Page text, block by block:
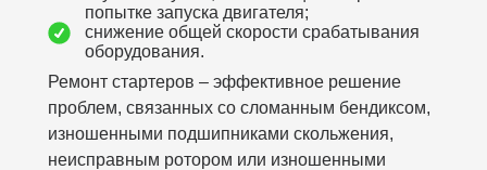
попытке запуска двигателя;
снижение общей скорости срабатывания
оборудования.
Ремонт стартеров – эффективное решение
проблем, связанных со сломанным бендиксом,
изношенными подшипниками скольжения,
неисправным ротором или изношенными